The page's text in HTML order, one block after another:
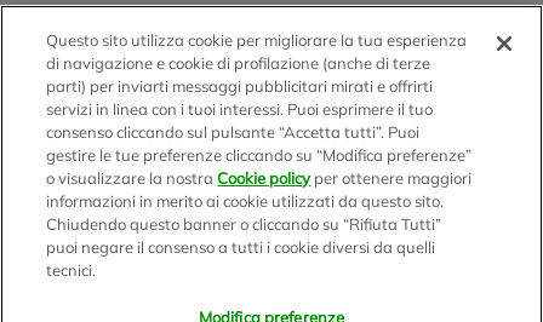
Logo Bennet
Seguici sui nostri canali
Scarica l'app
Questo sito utilizza cookie per migliorare la tua esperienza
di navigazione e cookie di profilazione (anche di terze
parti) per inviarti messaggi pubblicitari mirati e offrirti
servizi in linea con i tuoi interessi. Puoi esprimere il tuo
consenso cliccando sul pulsante “Accetta tutti”. Puoi
gestire le tue preferenze cliccando su “Modifica preferenze”
o visualizzare la nostraCookie policyper ottenere maggiori
informazioni in merito ai cookie utilizzati da questo sito.
Chiudendo questo banner o cliccando su “Rifiuta Tutti”
puoi negare il consenso a tutti i cookie diversi da quelli
tecnici.
Modifica preferenze